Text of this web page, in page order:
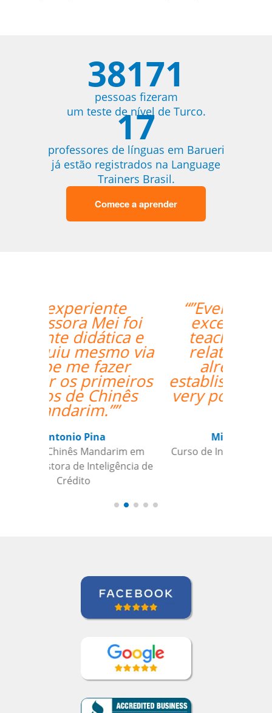
38171
pessoas fizeram
um teste de nível de Turco.
17
professores de línguas em Barueri
já estão registrados na Language
Trainers Brasil.
Comece a aprender
“”Everything went
excellently! The
teacher/student
relationship has
already been
established, and it's a
very positive one for
me.””
Miguel Moneró
Curso de Inglês em Rio de Janeiro